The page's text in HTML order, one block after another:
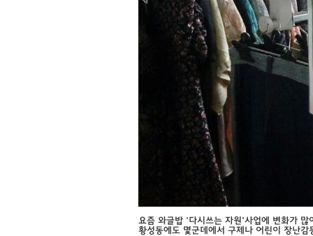
요즘 와글밥 '다시쓰는 자원'사업에 변화가 많
황성동에도 몇군데에서 구제나 어린이 장난